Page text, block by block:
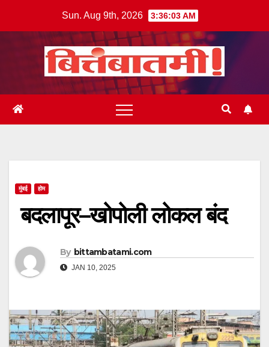
Sun. Aug 9th, 2026 3:36:04 AM
मुंबई होम
बदलापूर–खोपोली लोकल बंद
By bittambatami.com
JAN 10, 2025